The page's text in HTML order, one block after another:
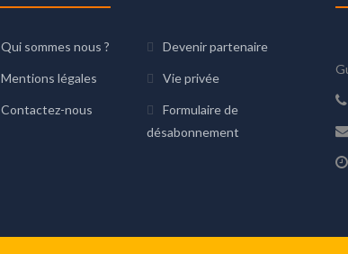
Qui sommes nous ? Devenir partenaire
Mentions légales Vie privée
Contactez-nous
Formulaire de
désabonnement